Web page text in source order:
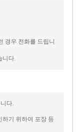
경우 전화를 드립니
니다.
다.
하기 위하여 포장 등